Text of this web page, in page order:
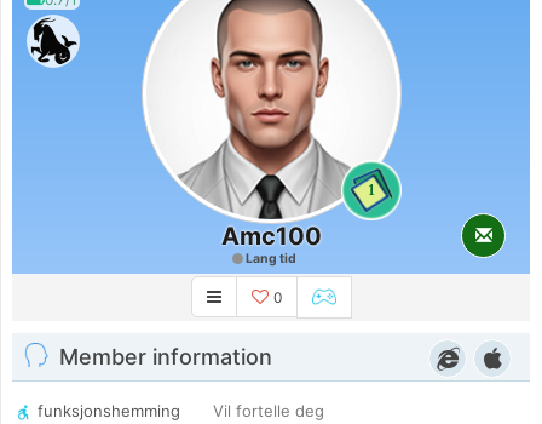
1
Amc100
Lang tid
0
Member information
funksjonshemming
Vil fortelle deg